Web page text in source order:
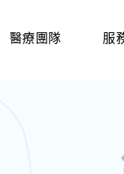
醫療團隊 服